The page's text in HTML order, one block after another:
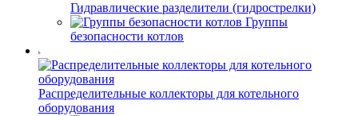
Гидравлические разделители (гидрострелки)
Группы
безопасности котлов
Распределительные коллекторы для котельного
оборудования